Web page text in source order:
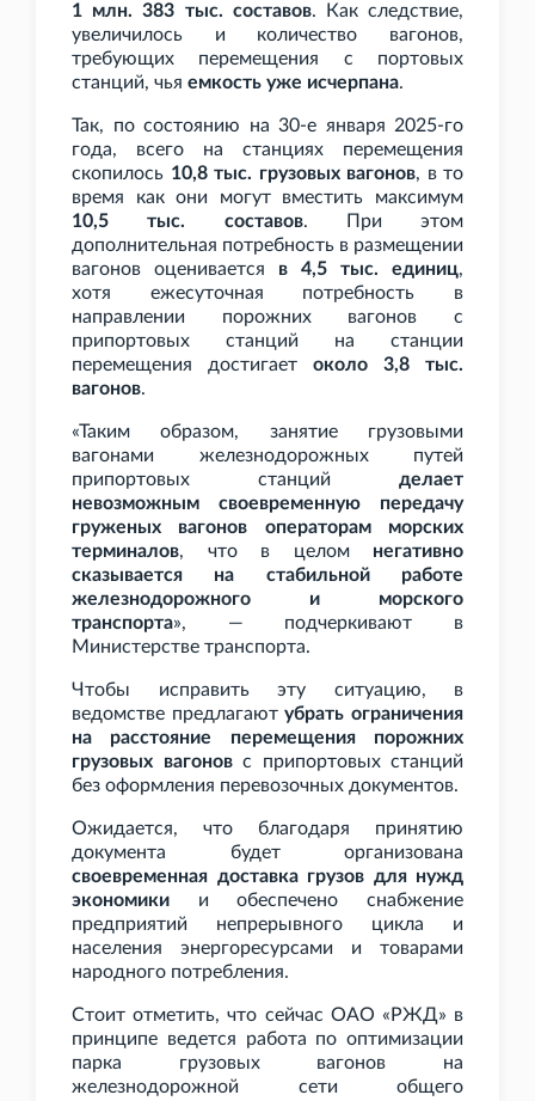
1 млн. 383 тыс. составов. Как следствие,
увеличилось и количество вагонов,
требующих перемещения с портовых
станций, чья емкость уже исчерпана.
Так, по состоянию на 30-е января 2025-го
года, всего на станциях перемещения
скопилось 10,8 тыс. грузовых вагонов, в то
время как они могут вместить максимум
10,5
тыс. составов. При этом
дополнительная потребность в размещении
вагонов оценивается в 4,5 тыс. единиц,
хотя ежесуточная потребность в
направлении порожних вагонов с
припортовых станций на станции
перемещения достигает около 3,8
тыс.
вагонов.
«Таким образом, занятие грузовыми
вагонами железнодорожных путей
припортовых станций делает
невозможным своевременную передачу
груженых вагонов операторам морских
терминалов, что в целом негативно
сказывается на стабильной работе
железнодорожного и морского
транспорта», — подчеркивают в
Министерстве транспорта.
Чтобы исправить эту ситуацию, в
ведомстве предлагаютубрать ограничения
на расстояние перемещения порожних
грузовых вагоновс припортовых станций
без оформления перевозочных документов.
Ожидается, что благодаря принятию
документа будет организована
своевременная доставка грузов для нужд
экономики и обеспечено снабжение
предприятий непрерывного цикла и
населения энергоресурсами и товарами
народного потребления.
Стоит отметить, что сейчас ОАО «РЖД» в
принципе ведется работа по оптимизации
парка грузовых вагонов на
железнодорожной сети общего